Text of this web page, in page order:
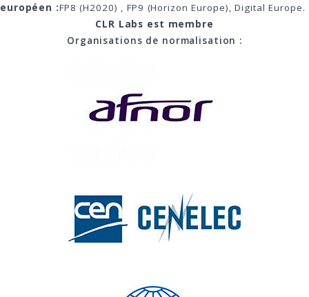
européen :FP8 (H2020) , FP9 (Horizon Europe), Digital Europe.
CLR Labs est membre
Organisations de normalisation :